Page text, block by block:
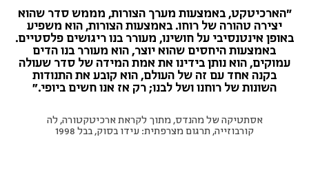
״הארכיטקט, באמצעות מערך הצורות, מממש סדר שהוא
יצירה טהורה של רוחו. באמצעות הצורות, הוא משפיע
באופן אינטנסיבי על חושינו, מעורר בנו ריגושים פלסטיים.
באמצעות היחסים שהוא יוצר, הוא מעורר בנו הדים
עמוקים, הוא נותן בידינו את אמת המידה של סדר שעולה
בקנה אחד עם זה של העולם, הוא קובע את התנודות
השונות של רוחנו ושל לבנו; רק אז אנו חשים ביופי."
אסתטיקה של מהנדס, מתוך לקראת ארכיטקטורה, לה
קורבוזייה, תרגום מצרפתית: עידו בסוק, בבל 1998